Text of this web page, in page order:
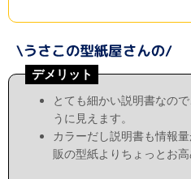
デメリット
とても細かい説明書なの
うに見えます。
カラーだし説明書も情報
販の型紙よりちょっとお高